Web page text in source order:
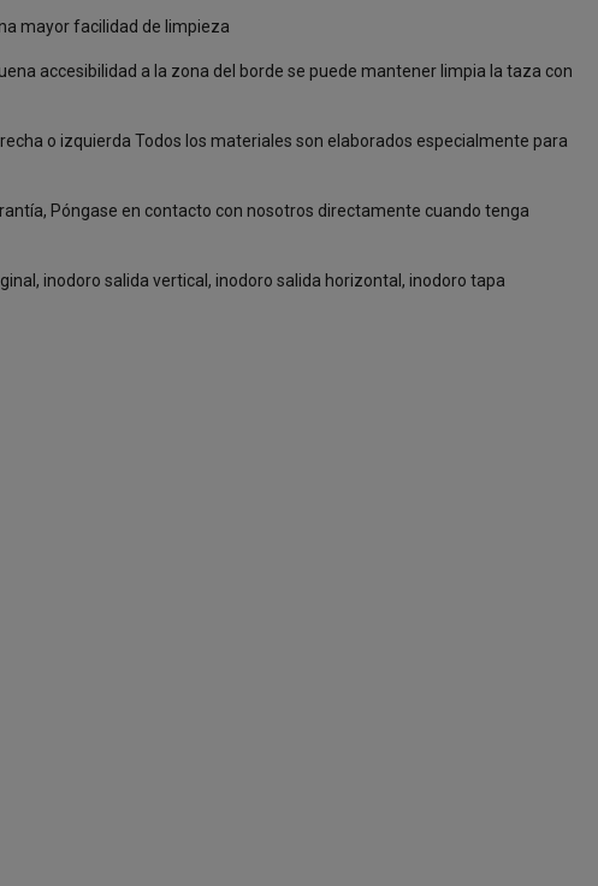
mayor facilidad de limpieza
accesibilidad a la zona del borde se puede mantener limpia la taza con
o izquierda Todos los materiales son elaborados especialmente para
Póngase en contacto con nosotros directamente cuando tenga
inodoro salida vertical, inodoro salida horizontal, inodoro tapa